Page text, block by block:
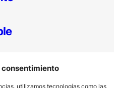
consentimiento
utilizamos tecnologías como las